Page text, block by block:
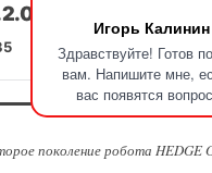
Игорь Калинин
Здравствуйте! Готов
вам. Напишите мне,
вас появятся
поколение робота HEDGE